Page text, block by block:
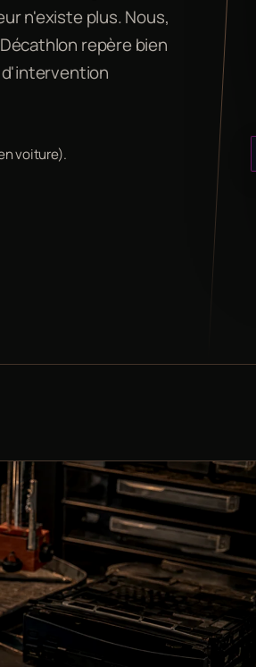
n'existe plus. Nous,
repère bien
d'intervention
voiture).